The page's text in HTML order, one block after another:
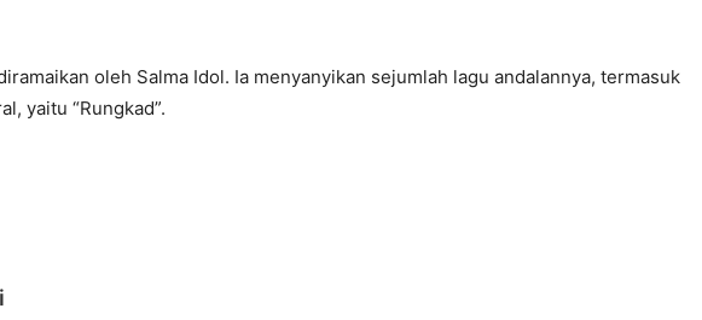
oleh Salma Idol. Ia menyanyikan sejumlah lagu andalannya, termasuk
yaitu “Rungkad”.